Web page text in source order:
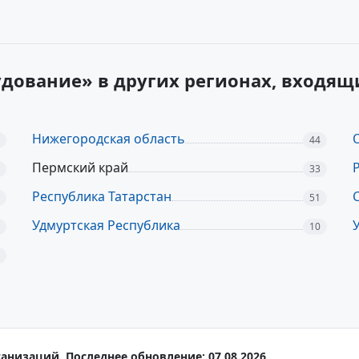
в других регионах,
Нижегородская область 44
Пермский край
33
Республика Татарстан
51
Удмуртская Республика
10